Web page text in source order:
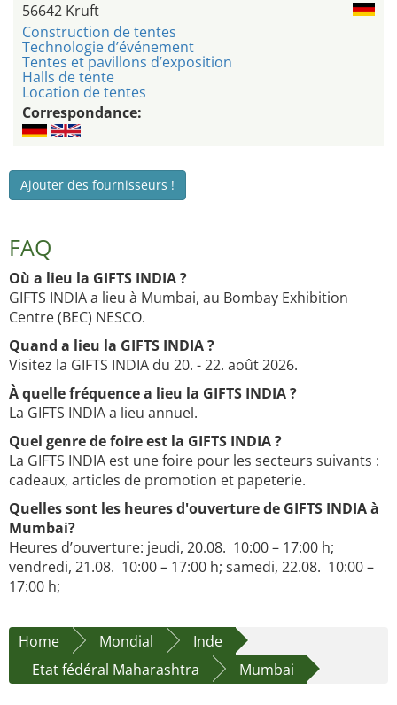
56642 Kruft
Construction de tentes
Technologie d’événement
Tentes et pavillons d’exposition
Halls de tente
Location de tentes
Correspondance:
Ajouter des fournisseurs !
FAQ
Où a lieu la GIFTS INDIA ?
GIFTS INDIA a lieu à Mumbai, au Bombay Exhibition
Centre (BEC) NESCO.
Quand a lieu la GIFTS INDIA ?
Visitez la GIFTS INDIA du 20. - 22. août 2026.
À quelle fréquence a lieu la GIFTS INDIA ?
La GIFTS INDIA a lieu annuel.
Quel genre de foire est la GIFTS INDIA ?
La GIFTS INDIA est une foire pour les secteurs suivants :
cadeaux, articles de promotion et papeterie.
Quelles sont les heures d'ouverture de GIFTS INDIA à
Mumbai?
Heures d’ouverture: jeudi, 20.08. 10:00 – 17:00 h;
vendredi, 21.08. 10:00 – 17:00 h; samedi, 22.08. 10:00 –
17:00 h;
Home Mondial
Inde
Etat fédéral Maharashtra
Mumbai